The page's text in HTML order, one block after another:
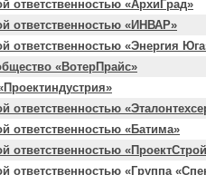
ответственностью «АрхиГрад»
ответственностью «ИНВАР»
ответственностью «Энергия
«ВотерПрайс»
ответственностью
ответственностью «Батима»
ответственностью
ответственностью «Группа